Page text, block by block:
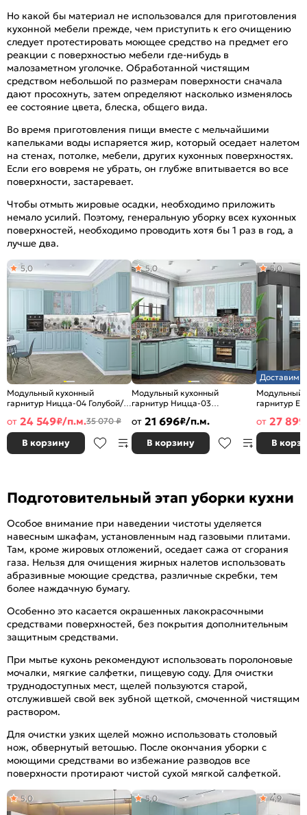
Но какой бы материал не использовался для приготовления
кухонной мебели прежде, чем приступить к его очищению
следует протестировать моющее средство на предмет его
реакции с поверхностью мебели где-нибудь в
малозаметном уголочке. Обработанной чистящим
средством небольшой по размерам поверхности сначала
дают просохнуть, затем определяют насколько изменялось
ее состояние цвета, блеска, общего вида.
Во время приготовления пищи вместе с мельчайшими
капельками воды испаряется жир, который оседает налетом
на стенах, потолке, мебели, других кухонных поверхностях.
Если его вовремя не убрать, он глубже впитывается во все
поверхности, застаревает.
Чтобы отмыть жировые осадки, необходимо приложить
немало усилий. Поэтому, генеральную уборку всех кухонных
поверхностей, необходимо проводить хотя бы 1 раз в год, а
лучше два.
Модульный кухонный
гарнитур Ницца-04 Голубой/
5,0
от 24 549₽/п.м.35 070 ₽
В корзину
Модульный кухонный
гарнитур Ницца-03
2340x1890/2400x600
5,0
от 21 696₽/п.м.
В корзину
Доставим
Модульный
гарнитур
2500x2400/
5,0
от 27 899
В
Подготовительный этап уборки кухни
Особое внимание при наведении чистоты уделяется
навесным шкафам, установленным над газовыми плитами.
Там, кроме жировых отложений, оседает сажа от сгорания
газа. Нельзя для очищения жирных налетов использовать
абразивные моющие средства, различные скребки, тем
более наждачную бумагу.
Особенно это касается окрашенных лакокрасочными
средствами поверхностей, без покрытия дополнительным
защитным средствами.
При мытье кухонь рекомендуют использовать поролоновые
мочалки, мягкие салфетки, пищевую соду. Для очистки
труднодоступных мест, щелей пользуются старой,
отслужившей свой век зубной щеткой, смоченной чистящим
раствором.
Для очистки узких щелей можно использовать столовый
нож, обвернутый ветошью. После окончания уборки с
моющими средствами во избежание разводов все
поверхности протирают чистой сухой мягкой салфеткой.
5,0 5,0 4,9